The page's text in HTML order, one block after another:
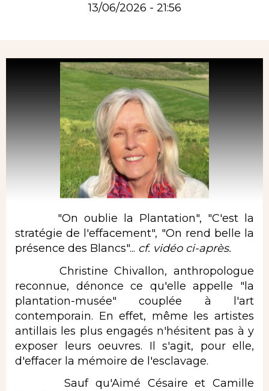
13/06/2026 - 21:56
"On oublie la Plantation", "C'est la
stratégie de l'effacement", "On rend belle la
présence des Blancs"... cf. vidéo ci-après.
Christine Chivallon, anthropologue
reconnue, dénonce ce qu'elle appelle "la
plantation-musée" couplée à l'art
contemporain. En effet, même les artistes
antillais les plus engagés n'hésitent pas à y
exposer leurs oeuvres. Il s'agit, pour elle,
d'effacer la mémoire de l'esclavage.
Sauf qu'Aimé Césaire et Camille